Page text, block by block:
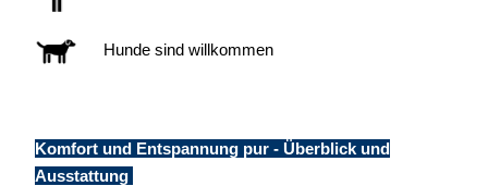
Hunde sind willkommen
Komfort und Entspannung pur - Überblick und
Ausstattung